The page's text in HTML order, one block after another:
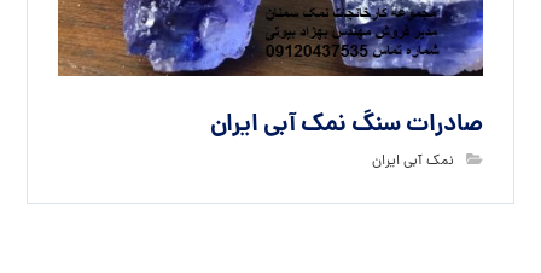
صادرات سنگ نمک آبی ایران
نمک آبی ایران